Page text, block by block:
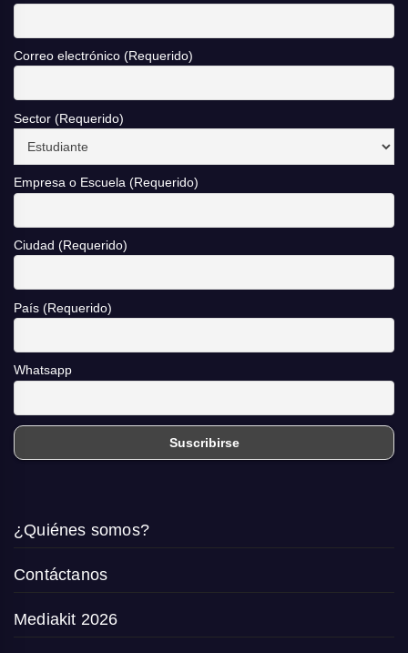
Correo electrónico (Requerido)
Sector (Requerido)
Empresa o Escuela (Requerido)
Ciudad (Requerido)
País (Requerido)
Whatsapp
¿Quiénes somos?
Contáctanos
Mediakit 2026